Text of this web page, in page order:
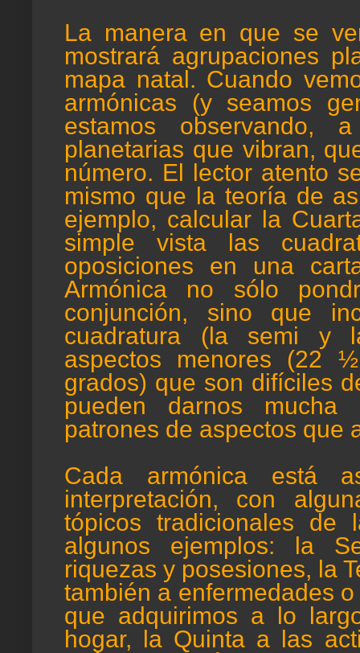
La manera en que se
mostrará agrupaciones
mapa natal. Cuando
armónicas (y seamos
estamos observando,
planetarias que vibran,
número. El lector atento
mismo que la teoría de
ejemplo, calcular la
simple vista las
oposiciones en una
Armónica no sólo
conjunción, sino que
cuadratura (la semi y
aspectos menores (22
grados) que son difíciles
pueden darnos mucha
patrones de aspectos que
Cada armónica está
interpretación, con
tópicos tradicionales de
algunos ejemplos: la
riquezas y posesiones, la
también a enfermedades
que adquirimos a lo
hogar, la Quinta a las